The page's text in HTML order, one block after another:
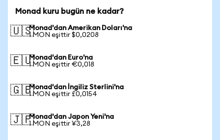
Monad kuru bugün ne kadar?
🇺🇸Monad'dan Amerikan Doları'na
1 MON eşittir $0,0208
🇪🇺Monad'dan Euro'na
1 MON eşittir €0,018
🇬🇧Monad'dan İngiliz Sterlini'na
1 MON eşittir £0,0154
🇯🇵Monad'dan Japon Yeni'na
1 MON eşittir ¥3,28